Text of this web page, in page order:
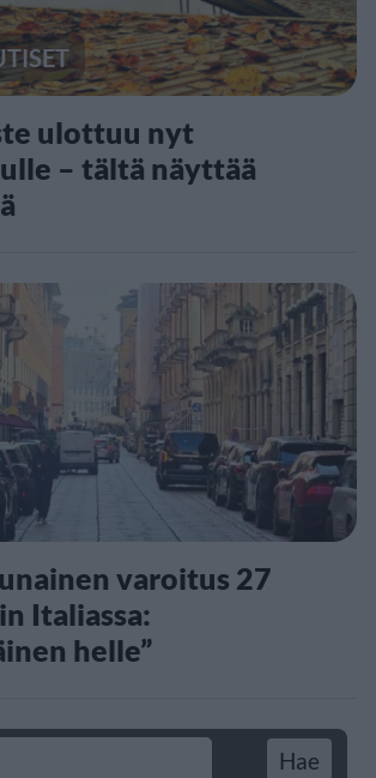
ulottuu nyt
– tältä näyttää
varoitus 27
Italiassa:
helle”